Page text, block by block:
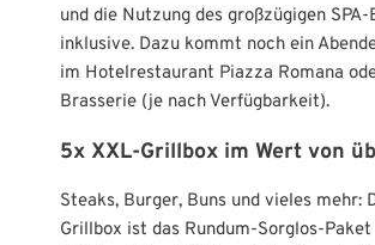
und die Nutzung des großzügigen
inklusive. Dazu kommt noch ein
im Hotelrestaurant Piazza Romana
Brasserie (je nach Verfügbarkeit).
5x XXL-Grillbox im Wert von
Steaks, Burger, Buns und vieles mehr:
Grillbox ist das Rundum-Sorglos-